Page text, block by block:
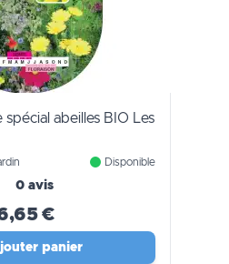
spécial abeilles BIO Les
Disponible
0 avis
€
panier